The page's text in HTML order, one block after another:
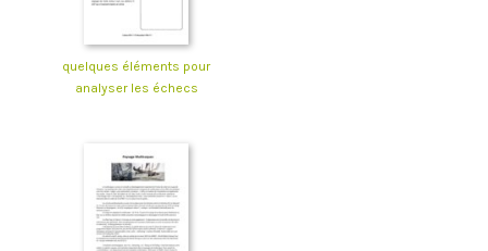
quelques éléments pour
analyser les échecs